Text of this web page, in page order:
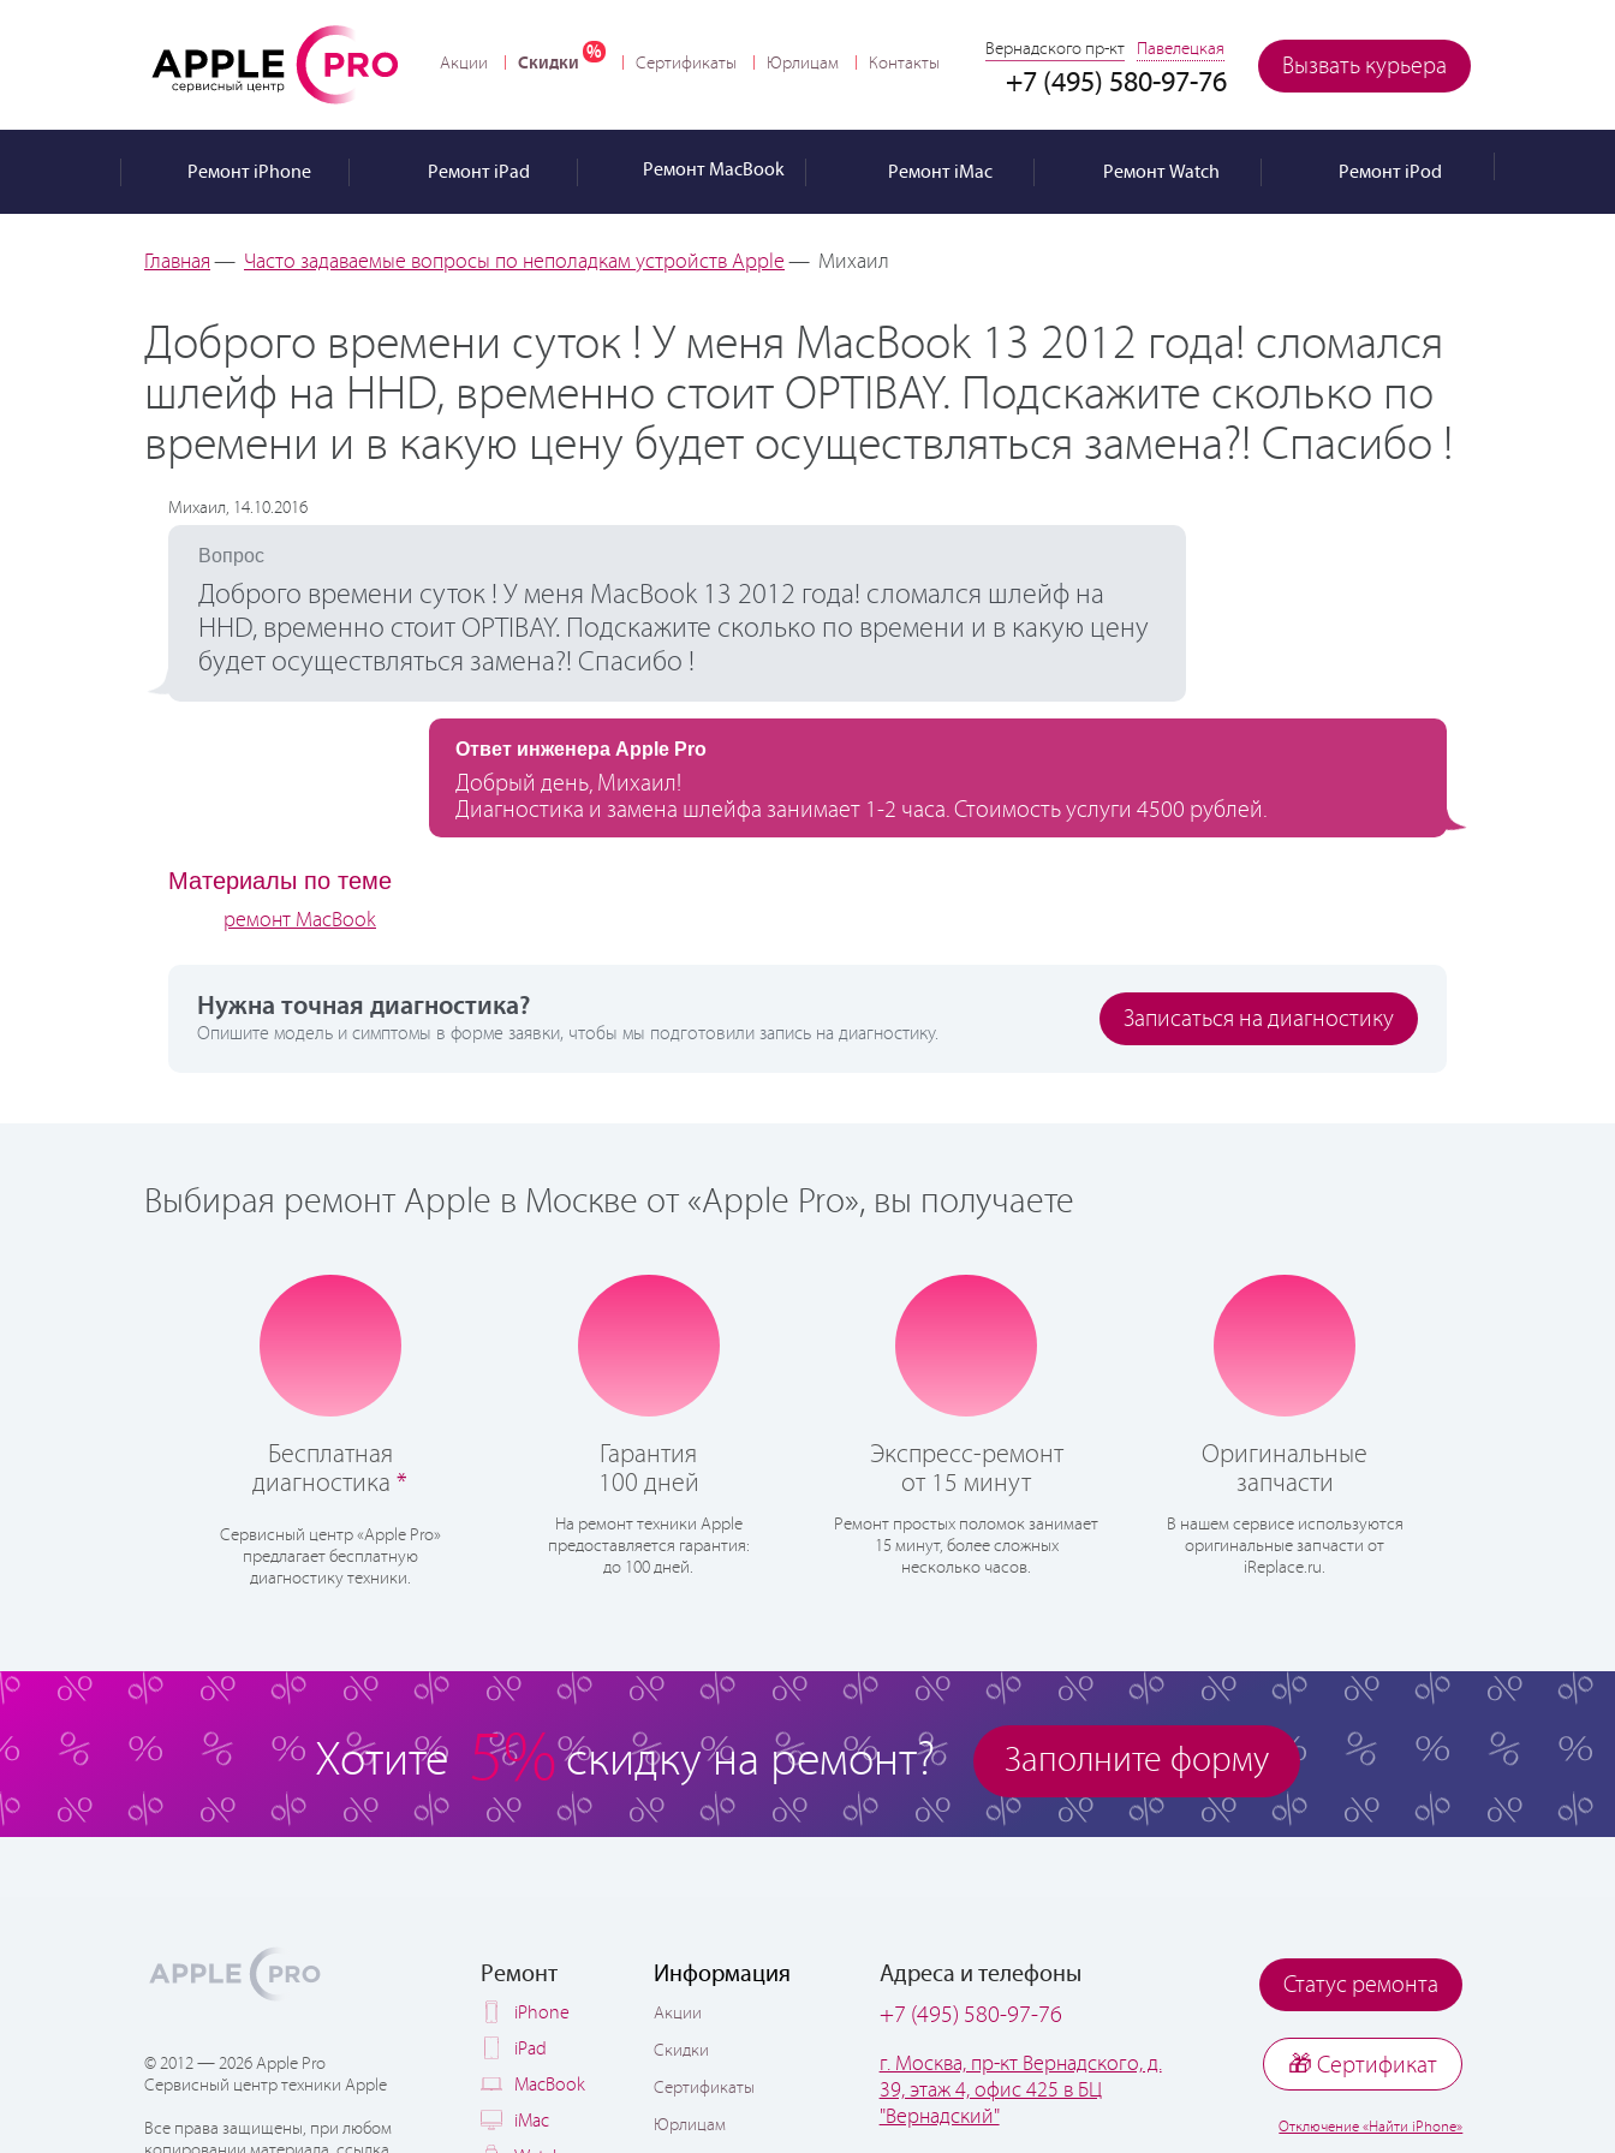
Вызвать курьера
Вернадского пр-кт Павелецкая
+7 (495) 580-97-76
Акции Скидки Сертификаты Юрлицам Контакты
РемонтiPhone РемонтiPad Ремонт MacBook РемонтiMac РемонтWatch РемонтiPod
Главная — Часто задаваемые вопросы по неполадкам устройств Apple — Михаил
Доброго времени суток ! У меня MacBook 13 2012 года! сломался
шлейф на HHD, временно стоит OPTIBAY. Подскажите сколько по
времени и в какую цену будет осуществляться замена?! Спасибо !
Михаил, 14.10.2016
Вопрос
Доброго времени суток ! У меня MacBook 13 2012 года! сломался шлейф на
HHD, временно стоит OPTIBAY. Подскажите сколько по времени и в какую цену
будет осуществляться замена?! Спасибо !
Ответ инженера Apple Pro
Добрый день, Михаил!
Диагностика и замена шлейфа занимает 1-2 часа. Стоимость услуги 4500 рублей.
Материалы по теме
ремонт MacBook
Нужна точная диагностика?
Опишите модель и симптомы в форме заявки, чтобы мы подготовили запись на диагностику.
Записаться на диагностику
Выбирая ремонт Apple в Москве от «Apple Pro», вы получаете
Бесплатная
диагностика*
Сервисный центр «Apple Pro»
предлагает бесплатную
диагностику техники.
Гарантия
100 дней
На ремонт техники Apple
предоставляется гарантия:
до 100 дней.
Экспресс-ремонт
от 15 минут
Ремонт простых поломок занимает
15 минут, более сложных
несколько часов.
Оригинальные
запчасти
В нашем сервисе используются
оригинальные запчасти от
iReplace.ru.
Хотите 5% скидку на ремонт? Заполните форму
© 2012 — 2026 Apple Pro
Сервисный центр техники Apple
Все права защищены, при любом
Ремонт
iPhone
iPad
MacBook
iMac
Информация
Акции
Скидки
Сертификаты
Юрлицам
Адреса и телефоны
+7 (495) 580-97-76
г. Москва, пр-кт Вернадского, д.
39, этаж 4, офис 425 в БЦ
"Вернадский"
Статус ремонта
🎁 Cертификат
Отключение «Найти iPhone»